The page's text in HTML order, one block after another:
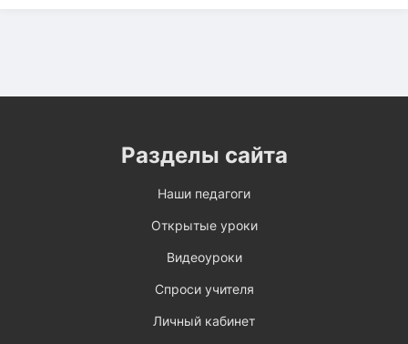
Разделы сайта
Наши педагоги
Открытые уроки
Видеоуроки
Спроси учителя
Личный кабинет